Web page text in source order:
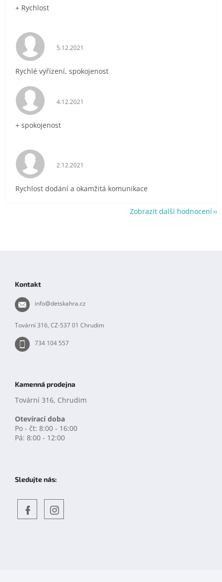
+ Rychlost
Hodnocení obchodu je 5 z 5 hvězdiček.
5.12.2021
Rychlé vyřízení, spokojenost
Hodnocení obchodu je 5 z 5 hvězdiček.
4.12.2021
+ spokojenost
Hodnocení obchodu je 5 z 5 hvězdiček.
2.12.2021
Rychlost dodání a okamžitá komunikace
Zobrazit další hodnocení
Kontakt
info@detskahra.cz
Tovární 316, CZ-537 01 Chrudim
734 104 557
Kamenná prodejna
Tovární 316, Chrudim
Otevírací doba
Po - čt: 8:00 - 16:00
Pá: 8:00 - 12:00
Sledujte nás: